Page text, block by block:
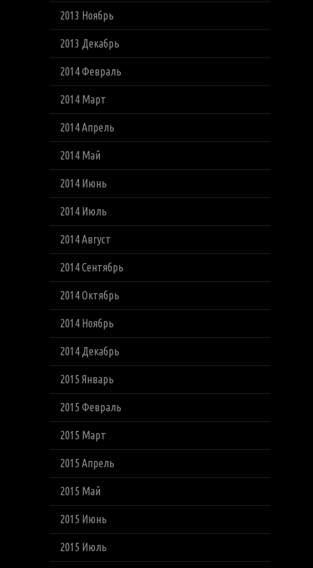
2013 Ноябрь
2013 Декабрь
2014 Февраль
2014 Март
2014 Апрель
2014 Май
2014 Июнь
2014 Июль
2014 Август
2014 Сентябрь
2014 Октябрь
2014 Ноябрь
2014 Декабрь
2015 Январь
2015 Февраль
2015 Март
2015 Апрель
2015 Май
2015 Июнь
2015 Июль